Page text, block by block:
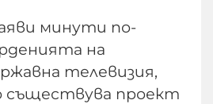
минути по-
на
телевизия,
съществува проект